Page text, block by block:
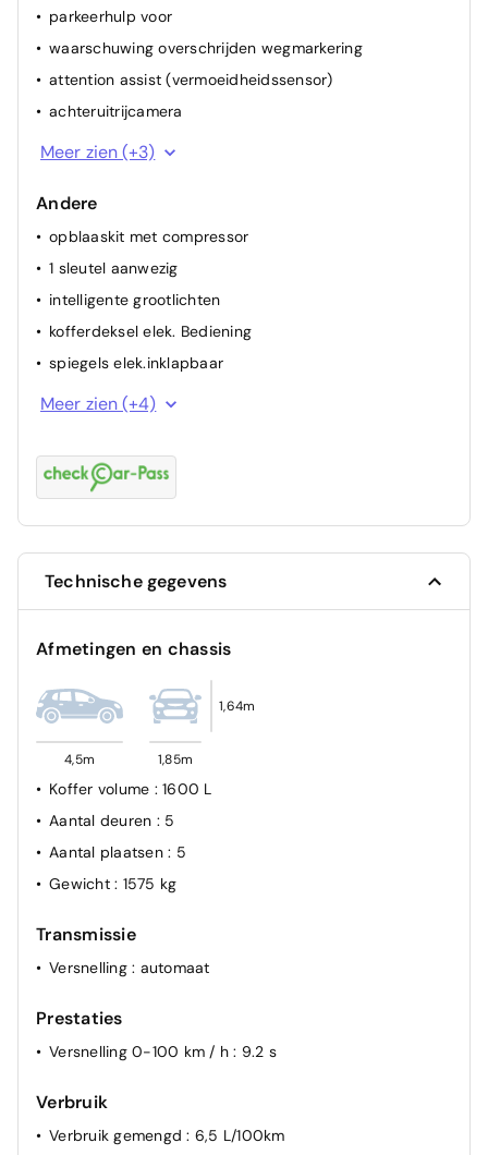
parkeerhulp voor
waarschuwing overschrijden wegmarkering
attention assist (vermoeidheidssensor)
achteruitrijcamera
alarm
ABS
Meer zien (+3)
Andere
opblaaskit met compressor
1 sleutel aanwezig
intelligente grootlichten
kofferdeksel elek. Bediening
spiegels elek.inklapbaar
autom.dimmende binnenspiegel
bekleding zetels gedeel.leder
parkeerhulp achter
Meer zien (+4)
Technische gegevens
Afmetingen en chassis
4,5m 1,85m
1,64m
Koffer volume : 1600 L
Aantal deuren : 5
Aantal plaatsen : 5
Gewicht : 1575 kg
Transmissie
Versnelling : automaat
Prestaties
Versnelling 0-100 km / h: 9.2 s
Verbruik
Verbruik gemengd: 6,5 L/100km